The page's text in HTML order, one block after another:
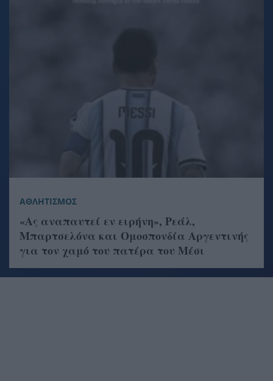
ΑΘΛΗΤΙΣΜΟΣ
«Ας αναπαυτεί εν ειρήνη», Ρεάλ,
Μπαρτσελόνα και Ομοσπονδία Αργεντινής
για τον χαμό του πατέρα του Μέσι